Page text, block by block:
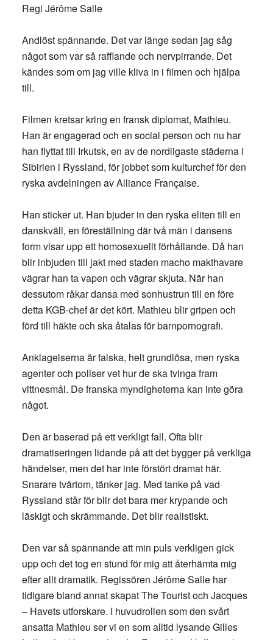
Regi Jérôme Salle
Andlöst spännande. Det var länge sedan jag såg
något som var så rafflande och nervpirrande. Det
kändes som om jag ville kliva in i filmen och hjälpa
till.
Filmen kretsar kring en fransk diplomat, Mathieu.
Han är engagerad och en social person och nu har
han flyttat till Irkutsk, en av de nordligaste städerna i
Sibirien i Ryssland, för jobbet som kulturchef för den
ryska avdelningen av Alliance Française.
Han sticker ut. Han bjuder in den ryska eliten till en
danskväll, en föreställning där två män i dansens
form visar upp ett homosexuellt förhållande. Då han
blir inbjuden till jakt med staden macho makthavare
vägrar han ta vapen och vägrar skjuta. När han
dessutom råkar dansa med sonhustrun till en före
detta KGB-chef är det kört. Mathieu blir gripen och
förd till häkte och ska åtalas för barnpornografi.
Anklagelserna är falska, helt grundlösa, men ryska
agenter och poliser vet hur de ska tvinga fram
vittnesmål. De franska myndigheterna kan inte göra
något.
Den är baserad på ett verkligt fall. Ofta blir
dramatiseringen lidande på att det bygger på verkliga
händelser, men det har inte förstört dramat här.
Snarare tvärtom, tänker jag. Med tanke på vad
Ryssland står för blir det bara mer krypande och
läskigt och skrämmande. Det blir realistiskt.
Den var så spännande att min puls verkligen gick
upp och det tog en stund för mig att återhämta mig
efter allt dramatik. Regissören Jérôme Salle har
tidigare bland annat skapat The Tourist och Jacques
– Havets utforskare. I huvudrollen som den svårt
ansatta Mathieu ser vi en som alltid lysande Gilles